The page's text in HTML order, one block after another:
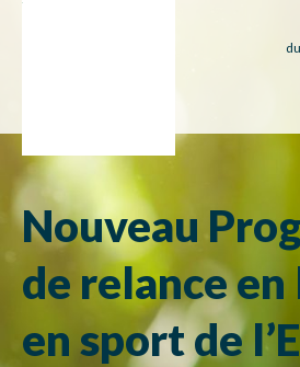
Nouveau
de relance
en sport de